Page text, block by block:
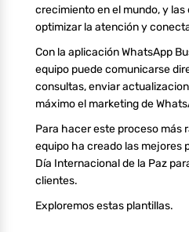
crecimiento en el mundo, y
optimizar la atención y
Con la aplicación WhatsApp
equipo puede comunicarse
consultas, enviar
máximo el marketing de
Para hacer este proceso más
equipo ha creado las mejores
Día Internacional de la Paz
clientes.
Exploremos estas plantillas.